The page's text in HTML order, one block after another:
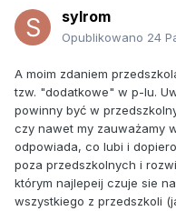
sylrom
Opublikowano 24
A moim zdaniem
tzw. "dodatkowe" w p-lu.
powinny być w
czy nawet my zauważamy
odpowiada, co lubi i
poza przedszkolnych i
którym najlepeij czuje sie
wszystkiego z przedszkoli